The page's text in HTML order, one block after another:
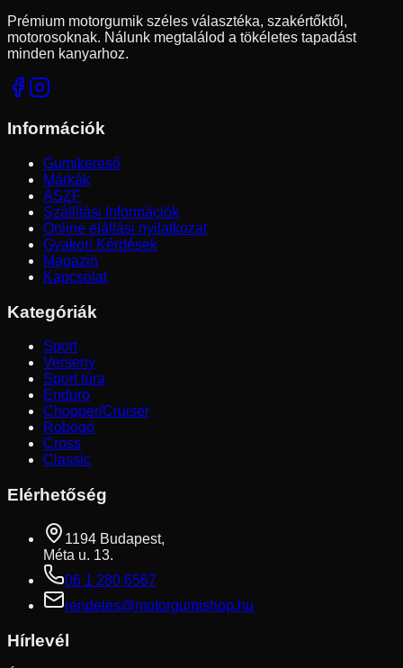
Prémium motorgumik széles választéka, szakértőktől,
motorosoknak. Nálunk megtalálod a tökéletes tapadást
minden kanyarhoz.
Információk
Gumikereső
Márkák
ÁSZF
Szállítási Információk
Online elállási nyilatkozat
Gyakori Kérdések
Magazin
Kapcsolat
Kategóriák
Sport
Verseny
Sport túra
Enduro
Chopper/Cruiser
Robogó
Cross
Classic
Elérhetőség
1194 Budapest,
Méta u. 13.
06 1 280 6567
rendeles@motorgumishop.hu
Hírlevél